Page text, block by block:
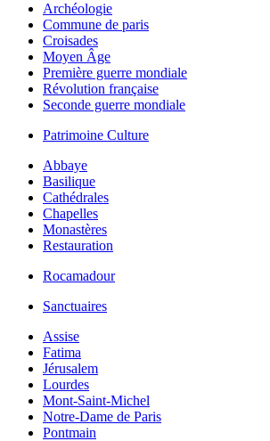
Archéologie
Commune de paris
Croisades
Moyen Âge
Première guerre mondiale
Révolution française
Seconde guerre mondiale
Patrimoine Culture
Abbaye
Basilique
Cathédrales
Chapelles
Monastères
Restauration
Rocamadour
Sanctuaires
Assise
Fatima
Jérusalem
Lourdes
Mont-Saint-Michel
Notre-Dame de Paris
Pontmain